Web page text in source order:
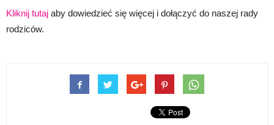
Kliknij tutaj aby dowiedzieć się więcej i dołączyć do naszej rady
rodziców.